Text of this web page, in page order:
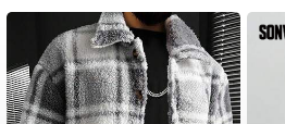
4.86 168K 追蹤者
4.86 168K 追蹤者
4.86 168K 追蹤者